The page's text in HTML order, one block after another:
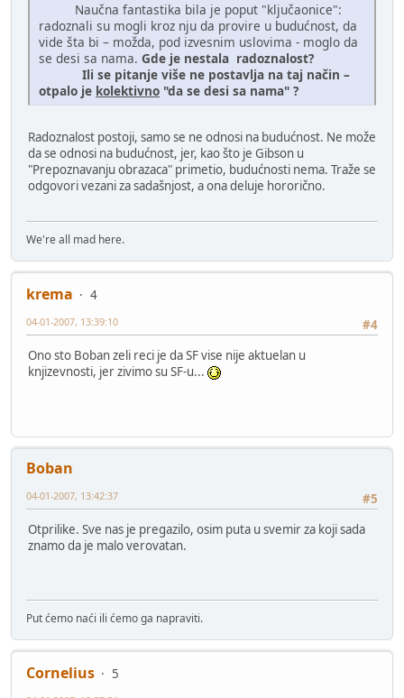
Naučna fantastika bila je poput "ključaonice":
radoznali su mogli kroz nju da provire u budućnost, da
vide šta bi – možda, pod izvesnim uslovima - moglo da
se desi sa nama. Gde je nestala radoznalost?
Ili se pitanje više ne postavlja na taj način –
otpalo je kolektivno "da se desi sa nama" ?
Radoznalost postoji, samo se ne odnosi na budućnost. Ne može
da se odnosi na budućnost, jer, kao što je Gibson u
"Prepoznavanju obrazaca" primetio, budućnosti nema. Traže se
odgovori vezani za sadašnjost, a ona deluje hororično.
We're all mad here.
krema
4
#4
04-01-2007, 13:39:10
Ono sto Boban zeli reci je da SF vise nije aktuelan u
knjizevnosti, jer zivimo su SF-u...
Boban
#5
04-01-2007, 13:42:37
Otprilike. Sve nas je pregazilo, osim puta u svemir za koji sada
znamo da je malo verovatan.
Put ćemo naći ili ćemo ga napraviti.
Cornelius
5